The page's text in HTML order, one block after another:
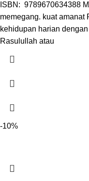
ISBN: 9789670634388
memegang. kuat amanat
kehidupan harian
Rasulullah atau
-10%